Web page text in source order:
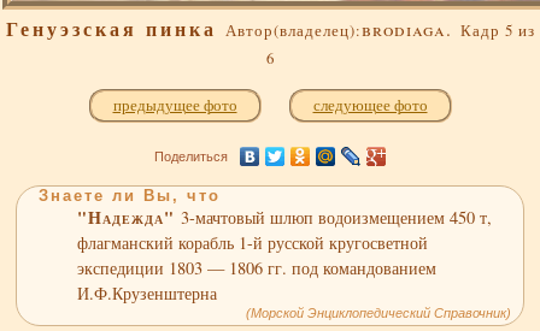
Генуэзская пинка Автор(владелец):brodiaga. Кадр 5 из
6
предыдущее фото следующее фото
Поделиться
Знаете ли Вы, что
"Надежда"3-мачтовый шлюп водоизмещением 450 т,
флагманский корабль 1-й русской кругосветной
экспедиции 1803 — 1806 гг. под командованием
И.Ф.Крузенштерна
(Морской Энциклопедический Справочник)